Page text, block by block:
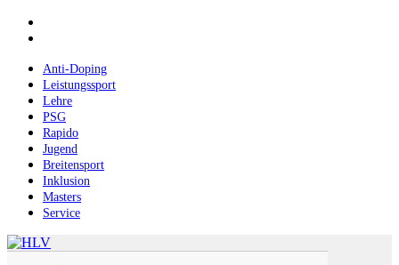
Skip
contentAnti-Doping
Leistungssport
Lehre
PSG
Rapido
Jugend
Breitensport
Inklusion
Masters
Service